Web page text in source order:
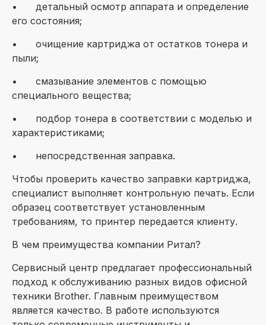
•
детальный осмотр аппарата и определение
его состояния;
•
очищение картриджа от остатков тонера и
пыли;
•
смазывание элементов с помощью
специального вещества;
•
подбор тонера в соответствии с моделью и
характеристиками;
•
непосредственная заправка.
Чтобы проверить качество заправки картриджа,
специалист выполняет контрольную печать. Если
образец соответствует установленным
требованиям, то принтер передается клиенту.
В чем преимущества компании Ритал?
Сервисный центр предлагает профессиональный
подход к обслуживанию разных видов офисной
техники Brother. Главным преимуществом
является качество. В работе используются